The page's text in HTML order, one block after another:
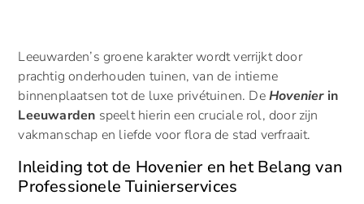
Leeuwarden’s groene karakter wordt verrijkt door
prachtig onderhouden tuinen, van de intieme
binnenplaatsen tot de luxe privétuinen. DeHovenierin
Leeuwarden speelt hierin een cruciale rol, door zijn
vakmanschap en liefde voor flora de stad verfraait.
Inleiding tot de Hovenier en het Belang van
Professionele Tuinierservices